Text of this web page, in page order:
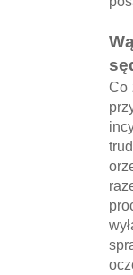
Co